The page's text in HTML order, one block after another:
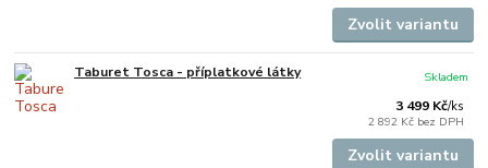
Zvolit variantu
Taburet Tosca - příplatkové látky
3 499 Kč/ks
2 892 Kč bez DPH
Skladem
Zvolit variantu